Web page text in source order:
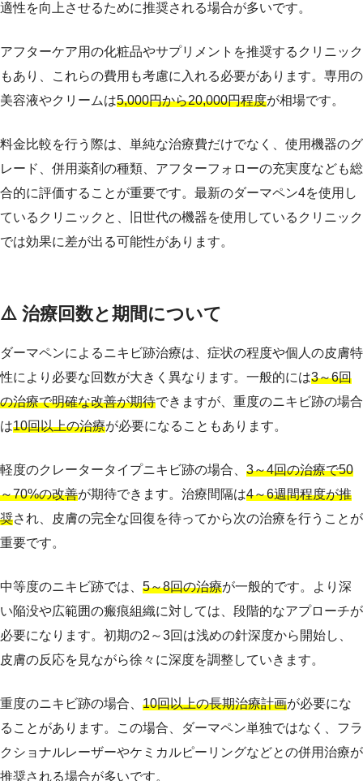
適性を向上させるために推奨される場合が多いです。
アフターケア用の化粧品やサプリメントを推奨するクリニック
もあり、これらの費用も考慮に入れる必要があります。専用の
美容液やクリームは5,000円から20,000円程度が相場です。
料金比較を行う際は、単純な治療費だけでなく、使用機器のグ
レード、併用薬剤の種類、アフターフォローの充実度なども総
合的に評価することが重要です。最新のダーマペン4を使用し
ているクリニックと、旧世代の機器を使用しているクリニック
では効果に差が出る可能性があります。
⚠️ 治療回数と期間について
ダーマペンによるニキビ跡治療は、症状の程度や個人の皮膚特
性により必要な回数が大きく異なります。一般的には3～6回
の治療で明確な改善が期待できますが、重度のニキビ跡の場合
は10回以上の治療が必要になることもあります。
軽度のクレータータイプニキビ跡の場合、 3～4回の治療で50
～70%の改善が期待できます。治療間隔は4～6週間程度が推
奨され、皮膚の完全な回復を待ってから次の治療を行うことが
重要です。
中等度のニキビ跡では、 5～8回の治療が一般的です。より深
い陥没や広範囲の瘢痕組織に対しては、段階的なアプローチが
必要になります。初期の2～3回は浅めの針深度から開始し、
皮膚の反応を見ながら徐々に深度を調整していきます。
重度のニキビ跡の場合、 10回以上の長期治療計画が必要にな
ることがあります。この場合、ダーマペン単独ではなく、フラ
クショナルレーザーやケミカルピーリングなどとの併用治療が
推奨される場合が多いです。